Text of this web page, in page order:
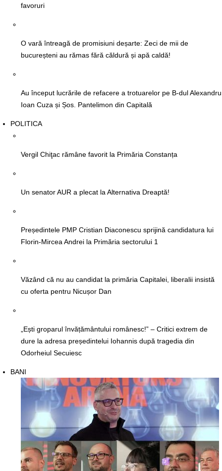
favoruri
O vară întreagă de promisiuni deșarte: Zeci de mii de
bucureșteni au rămas fără căldură și apă caldă!
Au început lucrările de refacere a trotuarelor pe B-dul Alexandru
Ioan Cuza și Șos. Pantelimon din Capitală
POLITICA
Vergil Chiţac rămâne favorit la Primăria Constanța
Un senator AUR a plecat la Alternativa Dreaptă!
Președintele PMP Cristian Diaconescu sprijină candidatura lui
Florin-Mircea Andrei la Primăria sectorului 1
Văzând că nu au candidat la primăria Capitalei, liberalii insistă
cu oferta pentru Nicușor Dan
„Ești groparul învățământului românesc!” – Critici extrem de
dure la adresa președintelui Iohannis după tragedia din
Odorheiul Secuiesc
BANI